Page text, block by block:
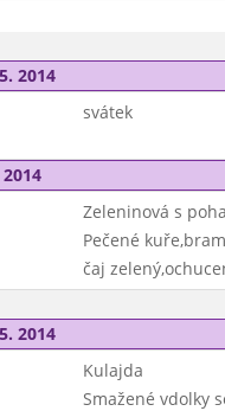
2014
svátek
Zeleninová s
Pečené
čaj
2014
Kulajda
Smažené vdolky